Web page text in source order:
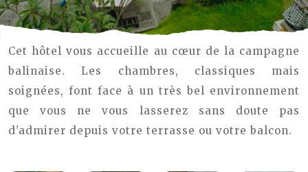
Cet hôtel vous accueille au cœur de la campagne
balinaise. Les chambres, classiques mais
soignées, font face à un très bel environnement
que vous ne vous lasserez sans doute pas
d’admirer depuis votre terrasse ou votre balcon.